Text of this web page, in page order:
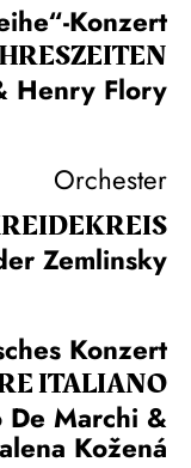
Konzert
Henry Flory
Orchester
Zemlinsky
Konzert
ITALIANO
De Marchi &
Kožená